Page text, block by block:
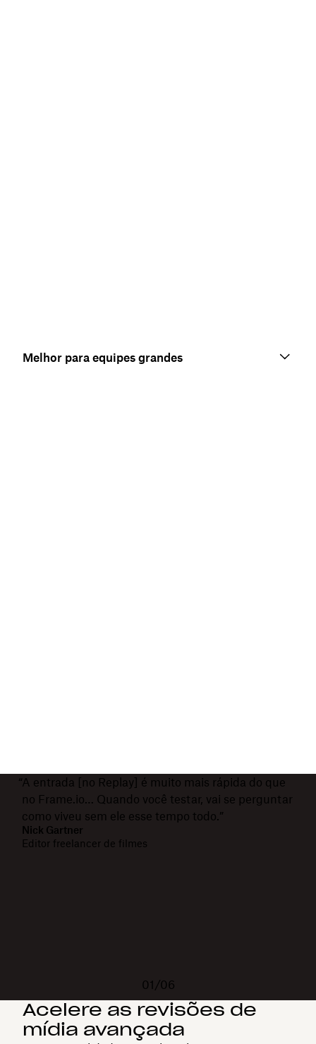
Melhor para equipes grandes
“A entrada [no Replay] é muito mais rápida do que
no Frame.io… Quando você testar, vai se perguntar
como viveu sem ele esse tempo todo.”
Nick Gartner
Editor freelancer de filmes
01/06
Acelere as revisões de
mídia avançada